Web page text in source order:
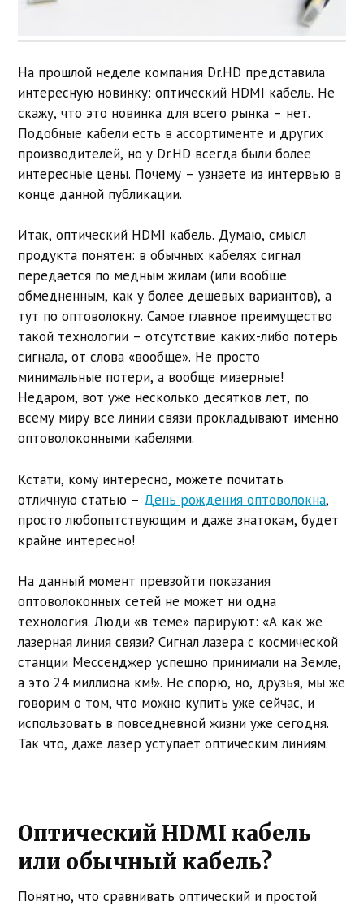
На прошлой неделе компания Dr.HD представила
интересную новинку: оптический HDMI кабель. Не
скажу, что это новинка для всего рынка – нет.
Подобные кабели есть в ассортименте и других
производителей, но у Dr.HD всегда были более
интересные цены. Почему – узнаете из интервью в
конце данной публикации.
Итак, оптический HDMI кабель. Думаю, смысл
продукта понятен: в обычных кабелях сигнал
передается по медным жилам (или вообще
обмедненным, как у более дешевых вариантов), а
тут по оптоволокну. Самое главное преимущество
такой технологии – отсутствие каких-либо потерь
сигнала, от слова «вообще». Не просто
минимальные потери, а вообще мизерные!
Недаром, вот уже несколько десятков лет, по
всему миру все линии связи прокладывают именно
оптоволоконными кабелями.
Кстати, кому интересно, можете почитать
отличную статью – День рождения оптоволокна,
просто любопытствующим и даже знатокам, будет
крайне интересно!
На данный момент превзойти показания
оптоволоконных сетей не может ни одна
технология. Люди «в теме» парируют: «А как же
лазерная линия связи? Сигнал лазера с космической
станции Мессенджер успешно принимали на Земле,
а это 24 миллиона км!». Не спорю, но, друзья, мы же
говорим о том, что можно купить уже сейчас, и
использовать в повседневной жизни уже сегодня.
Так что, даже лазер уступает оптическим линиям.
Оптический HDMI кабель
или обычный кабель?
Понятно, что сравнивать оптический и простой